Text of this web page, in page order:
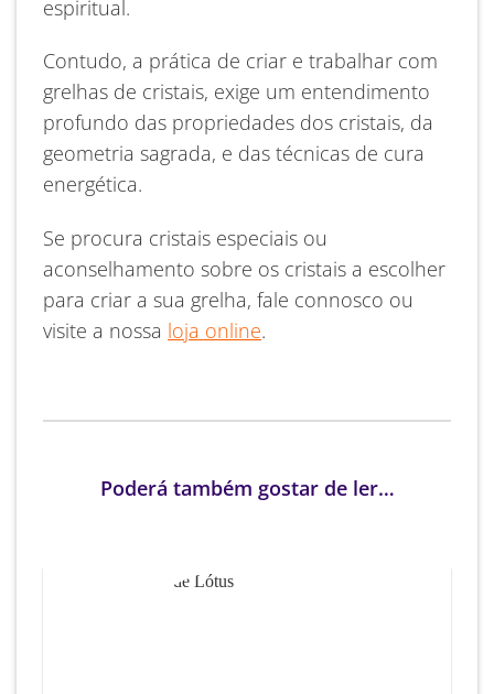
espiritual.
Contudo, a prática de criar e trabalhar com
grelhas de cristais, exige um entendimento
profundo das propriedades dos cristais, da
geometria sagrada, e das técnicas de cura
energética.
Se procura cristais especiais ou
aconselhamento sobre os cristais a escolher
para criar a sua grelha, fale connosco ou
visite a nossa loja online.
Poderá também gostar de ler…